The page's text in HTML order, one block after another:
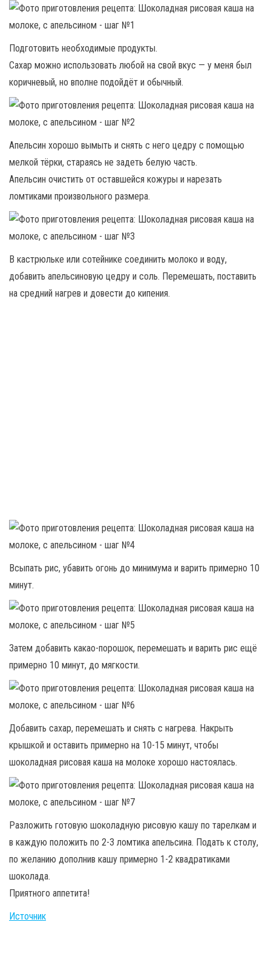
Подготовить необходимые продукты.
Сахар можно использовать любой на свой вкус — у меня был
коричневый, но вполне подойдёт и обычный.
Апельсин хорошо вымыть и снять с него цедру с помощью
мелкой тёрки, стараясь не задеть белую часть.
Апельсин очистить от оставшейся кожуры и нарезать
ломтиками произвольного размера.
В кастрюльке или сотейнике соединить молоко и воду,
добавить апельсиновую цедру и соль. Перемешать, поставить
на средний нагрев и довести до кипения.
Всыпать рис, убавить огонь до минимума и варить примерно 10
минут.
Затем добавить какао-порошок, перемешать и варить рис ещё
примерно 10 минут, до мягкости.
Добавить сахар, перемешать и снять с нагрева. Накрыть
крышкой и оставить примерно на 10-15 минут, чтобы
шоколадная рисовая каша на молоке хорошо настоялась.
Разложить готовую шоколадную рисовую кашу по тарелкам и
в каждую положить по 2-3 ломтика апельсина. Подать к столу,
по желанию дополнив кашу примерно 1-2 квадратиками
шоколада.
Приятного аппетита!
Источник